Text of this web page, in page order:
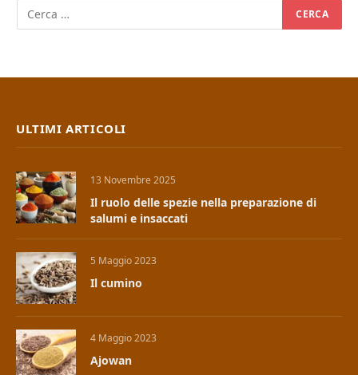
ULTIMI ARTICOLI
13 Novembre 2025
Il ruolo delle spezie nella preparazione di
salumi e insaccati
5 Maggio 2023
Il cumino
4 Maggio 2023
Ajowan